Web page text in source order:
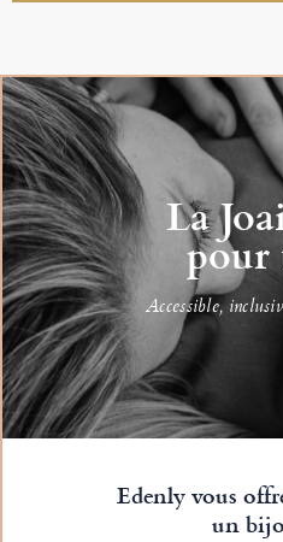
La
pour
Accessible,
Edenly vous
un